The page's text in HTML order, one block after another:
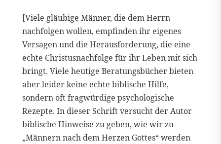
[Viele gläubige Männer, die dem Herrn
nachfolgen wollen, empfinden ihr eigenes
Versagen und die Herausforderung, die eine
echte Christusnachfolge für ihr Leben mit sich
bringt. Viele heutige Beratungsbücher bieten
aber leider keine echte biblische Hilfe,
sondern oft fragwürdige psychologische
Rezepte. In dieser Schrift versucht der Autor
biblische Hinweise zu geben, wie wir zu
„Männern nach dem Herzen Gottes“ werden